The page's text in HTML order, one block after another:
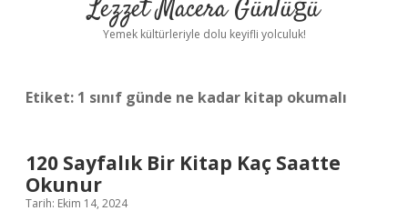
Yasal Uyarı
Lezzet Macera Günlüğü
Yemek kültürleriyle dolu keyifli yolculuk!
Etiket: 1 sınıf günde ne kadar kitap okumalı
120 Sayfalık Bir Kitap Kaç Saatte
Okunur
Tarih: Ekim 14, 2024